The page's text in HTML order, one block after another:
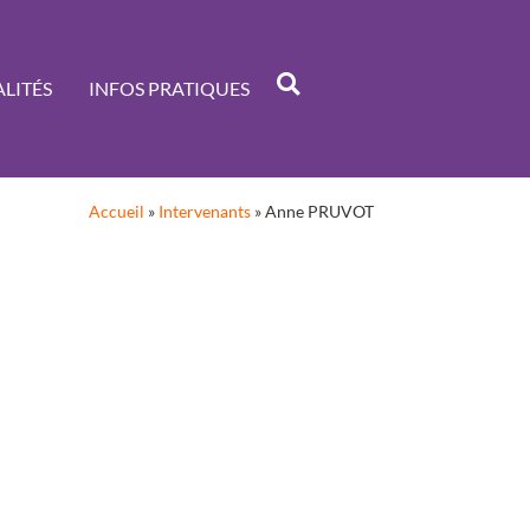
INFOS PRATIQUES
Accueil » Intervenants »Anne PRUVOT